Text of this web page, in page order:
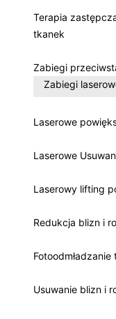
Terapia
tkanek
Zabiegi
Zabiegi
Laserowe
Laserowe
Laserowy lifting
Redukcja blizn i
Usuwanie blizn i